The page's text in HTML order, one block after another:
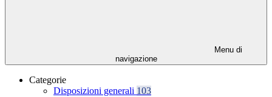
Menu di
navigazione
Categorie
Disposizioni generali 103